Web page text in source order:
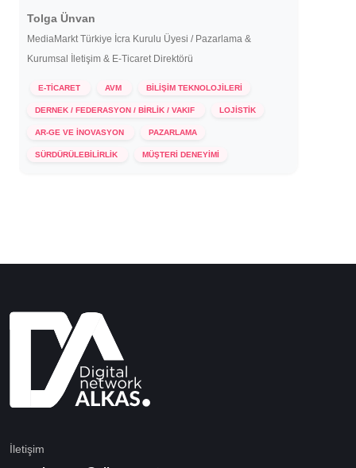
Tolga Ünvan
MediaMarkt Türkiye İcra Kurulu Üyesi / Pazarlama &
Kurumsal İletişim & E-Ticaret Direktörü
E-TİCARET AVM BİLİŞİM TEKNOLOJİLERİ
DERNEK / FEDERASYON / BİRLİK / VAKIF LOJİSTİK
AR-GE VE İNOVASYON PAZARLAMA
SÜRDÜRÜLEBİLİRLİK MÜŞTERİ DENEYİMİ
İletişim